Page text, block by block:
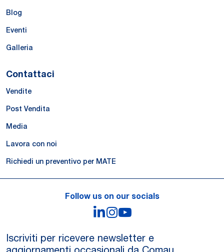
Blog
Eventi
Galleria
Contattaci
Vendite
Post Vendita
Media
Lavora con noi
Richiedi un preventivo per MATE
Follow us on our socials
LinkedIn
Instagram
Iscriviti per ricevere newsletter e